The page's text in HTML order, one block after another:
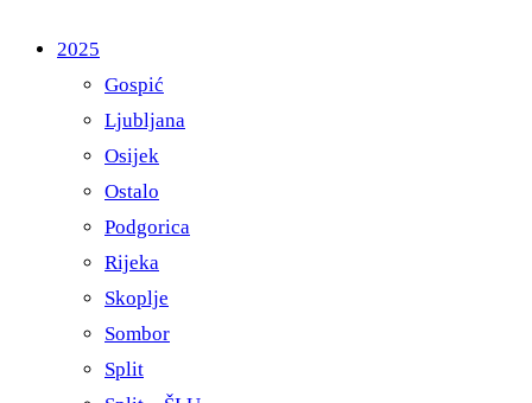
2025
Gospić
Ljubljana
Osijek
Ostalo
Podgorica
Rijeka
Skoplje
Sombor
Split